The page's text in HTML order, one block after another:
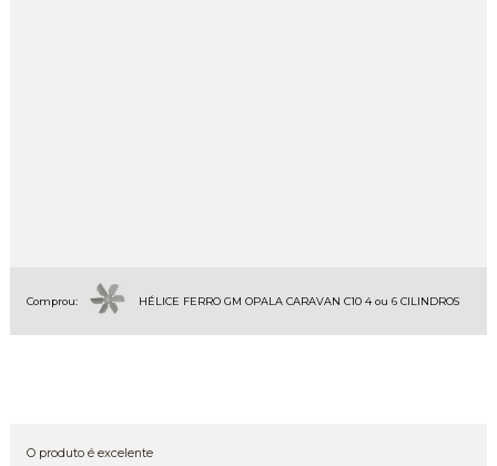
Comprou: HÉLICE FERRO GM OPALA CARAVAN C10 4 ou 6 CILINDROS
O produto é excelente